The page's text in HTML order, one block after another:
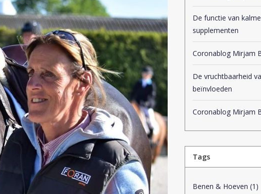
De functie van
supplementen
Coronablog Mirjam
De vruchtbaarheid
beïnvloeden
Coronablog Mirjam
Tags
Benen & Hoeven (1)